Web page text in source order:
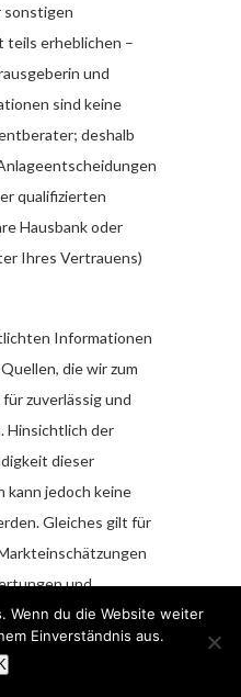
sonstigen
teils erheblichen –
und
sind keine
deshalb
qualifizierten
Hausbank oder
Ihres Vertrauens)
Informationen
die wir zum
zuverlässig und
Hinsichtlich der
dieser
kann jedoch keine
Gleiches gilt für
und
mit der gebotenen
oder
und Vollständigkeit
Wenn du die Website weiter
Einverständnis aus.